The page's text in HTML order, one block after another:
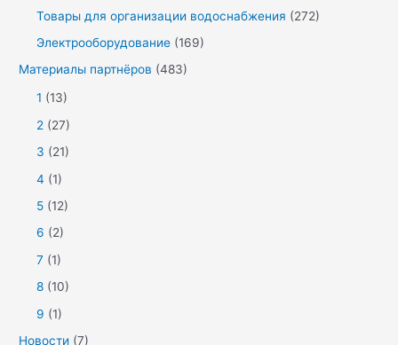
Товары для организации водоснабжения (272)
Электрооборудование (169)
Материалы партнёров (483)
1 (13)
2 (27)
3 (21)
4 (1)
5 (12)
6 (2)
7 (1)
8 (10)
9 (1)
Новости (7)